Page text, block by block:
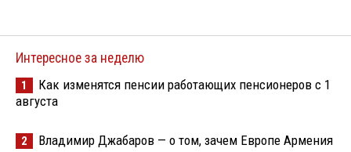
Интересное за неделю
1
Как изменятся пенсии работающих пенсионеров с 1
августа
2 Владимир Джабаров — о том, зачем Европе Армения